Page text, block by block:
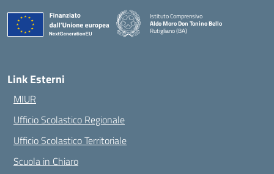
Istituto Comprensivo
Aldo Moro Don Tonino Bello
Rutigliano (BA)
— Visita la pagina iniziale della scuola
Link Esterni
MIUR
Ufficio Scolastico Regionale
Ufficio Scolastico Territoriale
Scuola in Chiaro